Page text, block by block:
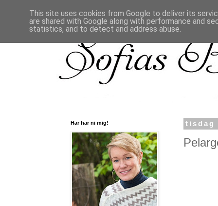
tisdag
Här har ni mig!
This site uses cookies from Google to deliver its
are shared with Google along with performance and
statistics, and to detect and address abuse.